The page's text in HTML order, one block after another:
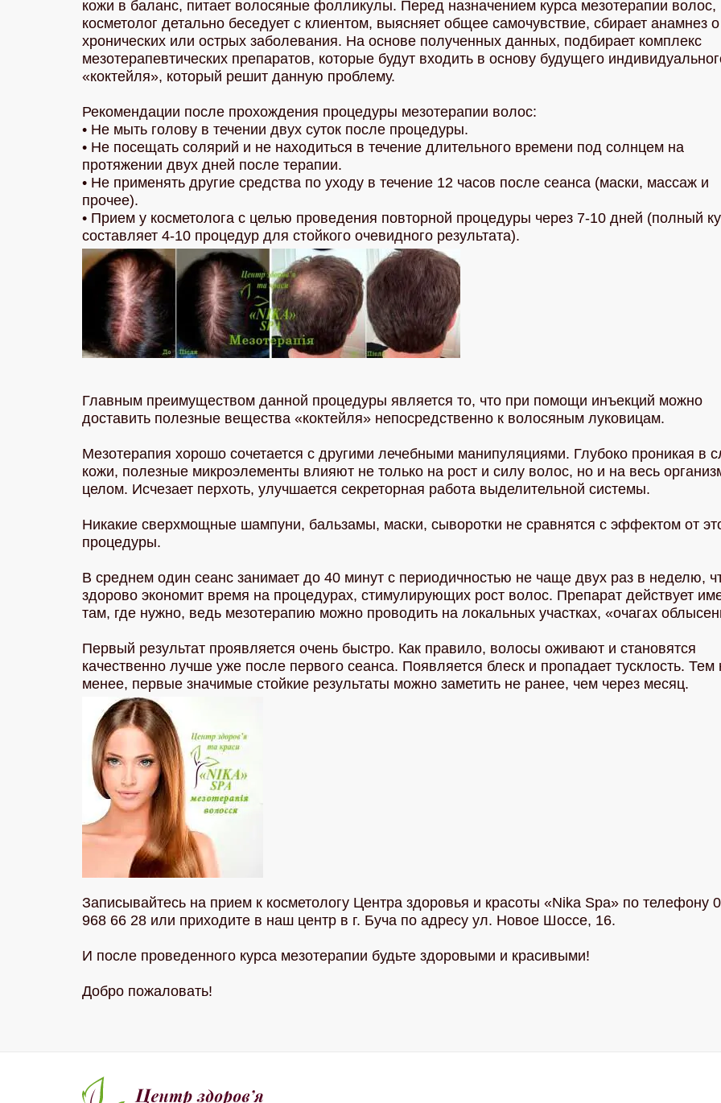
кожи в баланс, питает волосяные фолликулы. Перед назначением курса мезотерапии волос,
косметолог детально беседует с клиентом, выясняет общее самочувствие, сбирает анамнез о
хронических или острых заболевания. На основе полученных данных, подбирает комплекс
мезотерапевтических препаратов, которые будут входить в основу будущего
«коктейля», который решит данную проблему.
Рекомендации после прохождения процедуры мезотерапии волос:
• Не мыть голову в течении двух суток после процедуры.
• Не посещать солярий и не находиться в течение длительного времени под солнцем на
протяжении двух дней после терапии.
• Не применять другие средства по уходу в течение 12 часов после сеанса (маски, массаж и
прочее).
• Прием у косметолога с целью проведения повторной процедуры через 7-10 дней (полный
составляет 4-10 процедур для стойкого очевидного результата).
Главным преимуществом данной процедуры является то, что при помощи инъекций можно
доставить полезные вещества «коктейля» непосредственно к волосяным луковицам.
Мезотерапия хорошо сочетается с другими лечебными манипуляциями. Глубоко проникая в
кожи, полезные микроэлементы влияют не только на рост и силу волос, но и на весь
целом. Исчезает перхоть, улучшается секреторная работа выделительной системы.
Никакие сверхмощные шампуни, бальзамы, маски, сыворотки не сравнятся с эффектом от
процедуры.
В среднем один сеанс занимает до 40 минут с периодичностью не чаще двух раз в неделю,
здорово экономит время на процедурах, стимулирующих рост волос. Препарат действует
там, где нужно, ведь мезотерапию можно проводить на локальных участках, «очагах
Первый результат проявляется очень быстро. Как правило, волосы оживают и становятся
качественно лучше уже после первого сеанса. Появляется блеск и пропадает тусклость. Тем
менее, первые значимые стойкие результаты можно заметить не ранее, чем через месяц.
Записывайтесь на прием к косметологу Центра здоровья и красоты «Nika Spa» по телефону
968 66 28 или приходите в наш центр в г. Буча по адресу ул. Новое Шоссе, 16.
И после проведенного курса мезотерапии будьте здоровыми и красивыми!
Добро пожаловать!